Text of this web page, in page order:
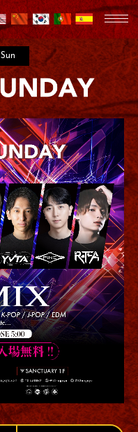
Sun